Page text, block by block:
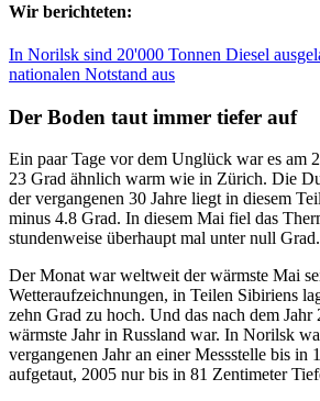
Wir berichteten:
In Norilsk sind 20'000 Tonnen Diesel
nationalen Notstand aus
Der Boden taut immer tiefer auf
Ein paar Tage vor dem Unglück war es am
23 Grad ähnlich warm wie in Zürich. Die
der vergangenen 30 Jahre liegt in diesem
minus 4.8 Grad. In diesem Mai fiel das
stundenweise überhaupt mal unter null Grad.
Der Monat war weltweit der wärmste Mai
Wetteraufzeichnungen, in Teilen Sibiriens
zehn Grad zu hoch. Und das nach dem Jahr
wärmste Jahr in Russland war. In Norilsk
vergangenen Jahr an einer Messstelle bis in
aufgetaut, 2005 nur bis in 81 Zentimeter